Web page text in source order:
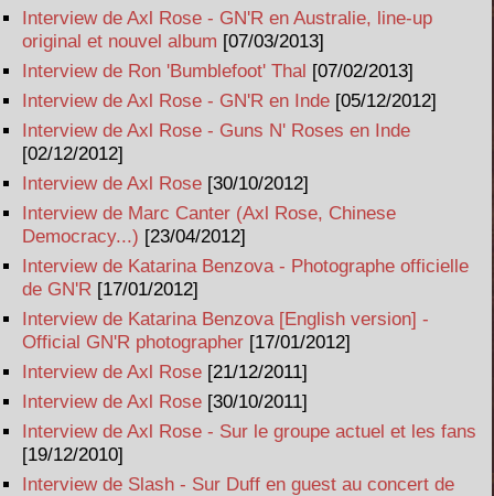
Interview de Axl Rose - GN'R en Australie, line-up
original et nouvel album [07/03/2013]
Interview de Ron 'Bumblefoot' Thal [07/02/2013]
Interview de Axl Rose - GN'R en Inde [05/12/2012]
Interview de Axl Rose - Guns N' Roses en Inde
[02/12/2012]
Interview de Axl Rose [30/10/2012]
Interview de Marc Canter (Axl Rose, Chinese
Democracy...) [23/04/2012]
Interview de Katarina Benzova - Photographe officielle
de GN'R [17/01/2012]
Interview de Katarina Benzova [English version] -
Official GN'R photographer [17/01/2012]
Interview de Axl Rose [21/12/2011]
Interview de Axl Rose [30/10/2011]
Interview de Axl Rose - Sur le groupe actuel et les fans
[19/12/2010]
Interview de Slash - Sur Duff en guest au concert de